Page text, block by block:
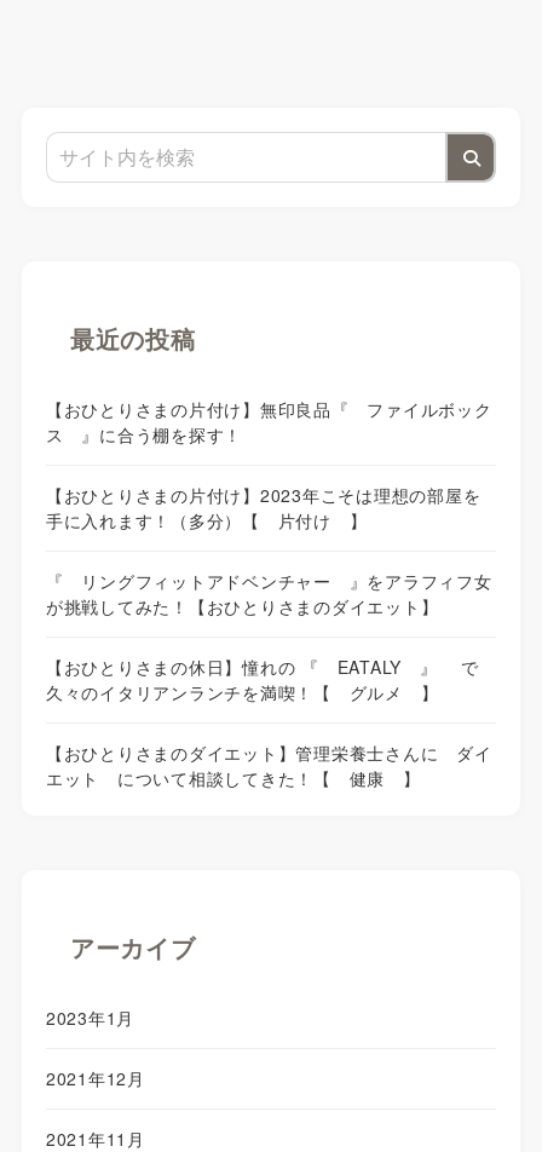
最近の投稿
【おひとりさまの片付け】無印良品『 ファイルボック
ス 』に合う棚を探す！
【おひとりさまの片付け】2023年こそは理想の部屋を
手に入れます！（多分）【 片付け 】
『 リングフィットアドベンチャー 』をアラフィフ女
が挑戦してみた！【おひとりさまのダイエット】
【おひとりさまの休日】憧れの 『 EATALY 』 で
久々のイタリアンランチを満喫！【 グルメ 】
【おひとりさまのダイエット】管理栄養士さんに ダイ
エット について相談してきた！【 健康 】
アーカイブ
2023年1月
2021年12月
2021年11月